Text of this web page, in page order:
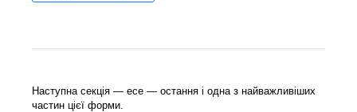
Наступна секція — есе — остання і одна з найважливіших
частин цієї форми.